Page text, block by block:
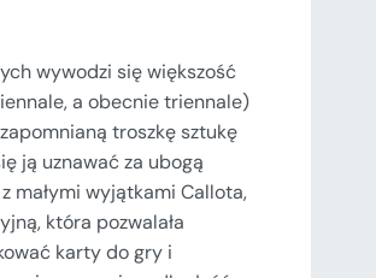
wywodzi się większość
a obecnie triennale)
troszkę sztukę
ją uznawać za ubogą
małymi wyjątkami Callota,
która pozwalała
karty do gry i